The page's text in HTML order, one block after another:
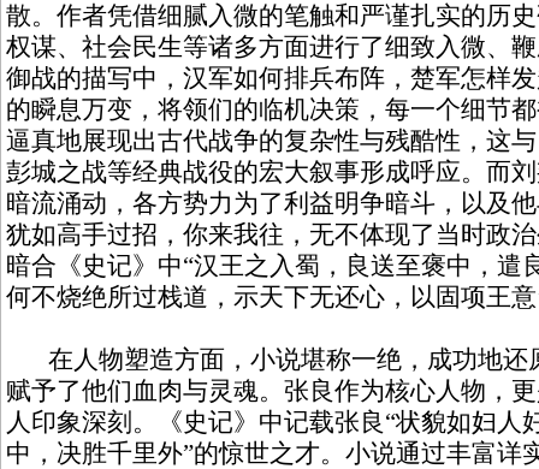
散。作者凭借细腻入微的笔触和严谨扎实的历
权谋、社会民生等诸多方面进行了细致入微、
御战的描写中，汉军如何排兵布阵，楚军怎样
的瞬息万变，将领们的临机决策，每一个细节
逼真地展现出古代战争的复杂性与残酷性，这
彭城之战等经典战役的宏大叙事形成呼应。而
暗流涌动，各方势力为了利益明争暗斗，以及
犹如高手过招，你来我往，无不体现了当时政
暗合《史记》中“汉王之入蜀，良送至褒中，遣
何不烧绝所过栈道，示天下无还心，以固项王意
在人物塑造方面，小说堪称一绝，成功地还
赋予了他们血肉与灵魂。张良作为核心人物，
人印象深刻。《史记》中记载张良“状貌如妇人
中，决胜千里外”的惊世之才。小说通过丰富详